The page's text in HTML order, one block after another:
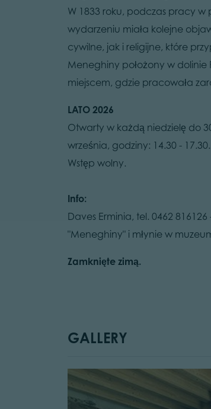
W 1833 roku, podczas pracy w
wydarzeniu miała kolejne
cywilne, jak i religijne, które
Meneghiny położony w
miejscem, gdzie pracowała
LATO 2026
Otwarty w każdą niedzielę do
września, godziny: 14.30 -
Wstęp wolny.
Info:
Daves Erminia, tel. 0462
"Meneghiny" i młynie w
Zamknięte zimą.
GALLERY